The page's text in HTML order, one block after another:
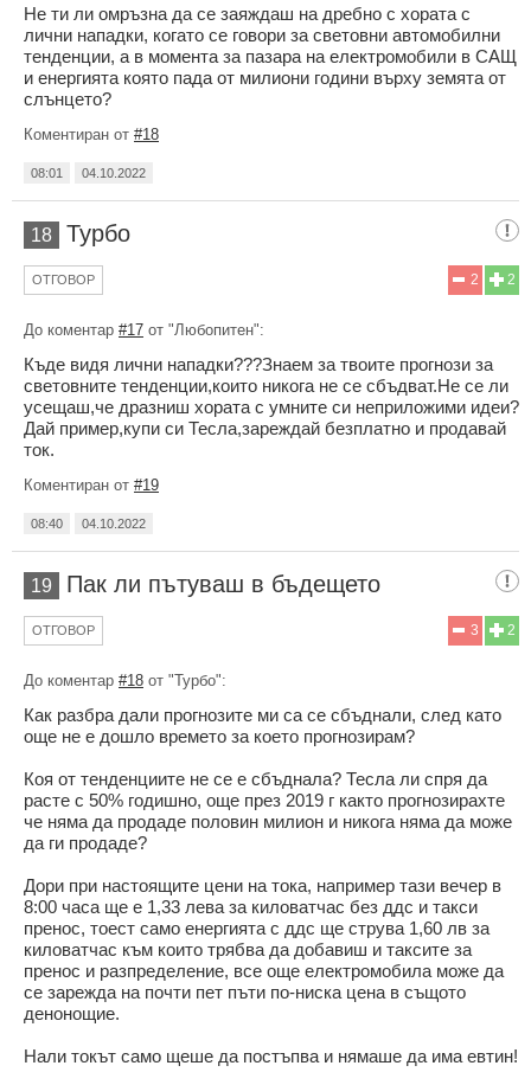
Не ти ли омръзна да се заяждаш на дребно с хората с
лични нападки, когато се говори за световни автомобилни
тенденции, а в момента за пазара на електромобили в САЩ
и енергията която пада от милиони години върху земята от
слънцето?
Коментиран от #18
08:01 04.10.2022
18 Турбо
2
2
ОТГОВОР
До коментар #17 от "Любопитен":
Къде видя лични нападки???Знаем за твоите прогнози за
световните тенденции,които никога не се сбъдват.Не се ли
усещаш,че дразниш хората с умните си неприложими идеи?
Дай пример,купи си Тесла,зареждай безплатно и продавай
ток.
Коментиран от #19
08:40 04.10.2022
19 Пак ли пътуваш в бъдещето
2
3
ОТГОВОР
До коментар #18 от "Турбо":
Как разбра дали прогнозите ми са се сбъднали, след като
още не е дошло времето за което прогнозирам?
Коя от тенденциите не се е сбъднала? Тесла ли спря да
расте с 50% годишно, още през 2019 г както прогнозирахте
че няма да продаде половин милион и никога няма да може
да ги продаде?
Дори при настоящите цени на тока, например тази вечер в
8:00 часа ще е 1,33 лева за киловатчас без ддс и такси
пренос, тоест само енергията с ддс ще струва 1,60 лв за
киловатчас към които трябва да добавиш и таксите за
пренос и разпределение, все още електромобила може да
се зарежда на почти пет пъти по-ниска цена в същото
денонощие.
Нали токът само щеше да постъпва и нямаше да има евтин!